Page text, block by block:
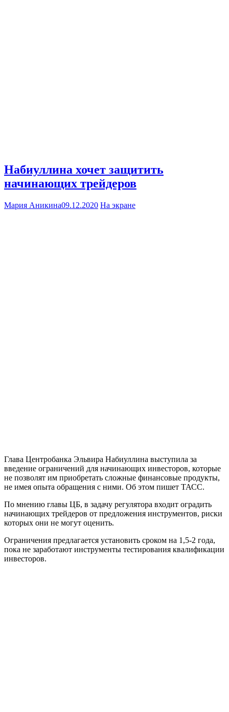
Набиуллина хочет защитить
начинающих трейдеров
Мария Аникина09.12.2020 На экране
Глава Центробанка Эльвира Набиуллина выступила за
введение ограничений для начинающих инвесторов, которые
не позволят им приобретать сложные финансовые продукты,
не имея опыта обращения с ними. Об этом пишет ТАСС.
По мнению главы ЦБ, в задачу регулятора входит оградить
начинающих трейдеров от предложения инструментов, риски
которых они не могут оценить.
Ограничения предлагается установить сроком на 1,5-2 года,
пока не заработают инструменты тестирования квалификации
инвесторов.